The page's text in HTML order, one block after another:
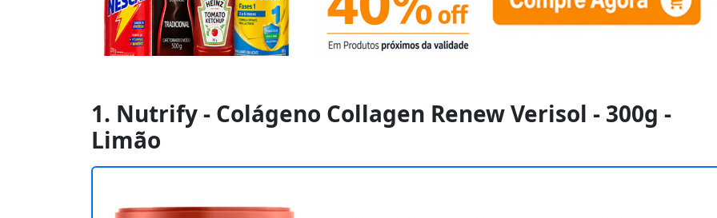
1. Nutrify - Colágeno Collagen Renew Verisol - 300g -
Limão